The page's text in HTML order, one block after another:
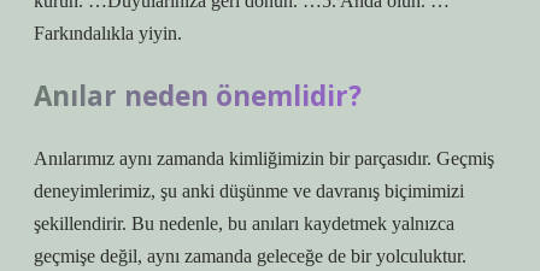
Farkındalıkla yiyin.
Anılar neden önemlidir?
Anılarımız aynı zamanda kimliğimizin bir parçasıdır. Geçmiş
deneyimlerimiz, şu anki düşünme ve davranış biçimimizi
şekillendirir. Bu nedenle, bu anıları kaydetmek yalnızca
geçmişe değil, aynı zamanda geleceğe de bir yolculuktur.